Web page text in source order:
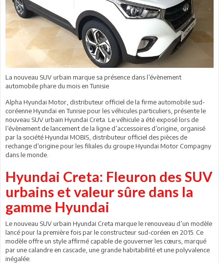
La nouveau SUV urbain marque sa présence dans l’évènement
automobile phare du mois en Tunisie
Alpha Hyundai Motor, distributeur officiel de la firme automobile sud-
coréenne Hyundai en Tunisie pour les véhicules particuliers, présente le
nouveau SUV urbain Hyundai Creta. Le véhicule a été exposé lors de
l’évènement de lancement de la ligne d’accessoires d’origine, organisé
par la société Hyundai MOBIS, distributeur officiel des pièces de
rechange d’origine pour les filiales du groupe Hyundai Motor Compagny
dans le monde.
Hyundai Creta: Fleuron des SUV
urbains et valeur sûre dans la
gamme Hyundai
Le nouveau SUV urbain Hyundai Creta marque le renouveau d’un modèle
lancé pour la première fois par le constructeur sud-coréen en 2015. Ce
modèle offre un style affirmé capable de gouverner les cœurs, marqué
par une calandre en cascade, une grande habitabilité et une polyvalence
inégalée.